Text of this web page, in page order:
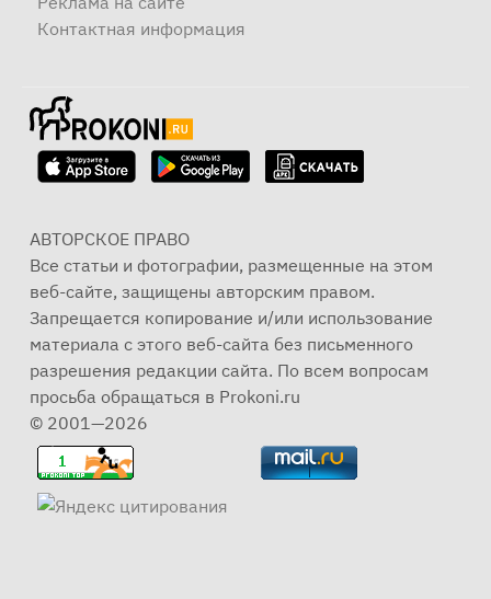
Контактная информация
АВТОРСКОЕ ПРАВО
Все статьи и фотографии, размещенные на этом
веб-сайте, защищены авторским правом.
Запрещается копирование и/или использование
материала с этого веб-сайта без письменного
разрешения редакции сайта. По всем вопросам
просьба обращаться в Prokoni.ru
© 2001—2026